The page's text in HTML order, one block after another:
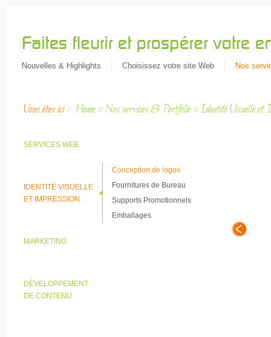
Nouvelles & Highlights Choisissez votre site Web Nos
Vous êtes ici : Home :: Nos services & Portfolio ::Identité Visuelle et
SERVICES WEB
IDENTITÉ VISUELLE
ET IMPRESSION
Conception de logos
Fournitures de Bureau
Supports Promotionnels
Emballages
MARKETING
DÉVELOPPEMENT
DE CONTENU